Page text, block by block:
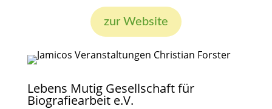
zur Website
Lebens Mutig Gesellschaft für
Biografiearbeit e.V.